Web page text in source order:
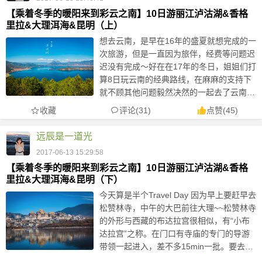
【乘着冬季的暖阳来到彩云之南】10日游丽江泸沽湖&香格
里拉&大理洱海&昆明（上）
想去云南，是早在16年的盛夏就想完成的一
次旅游，但是一直因为旅伴，经费等问题迟
迟没有完成～好在在17年的冬日，姐姐们打
算8日玩云南的经典路线，在麻麻的支持下
就不顾其他问题毅然决然的一起去了云南～
二月的云南，人刚刚好，天气刚刚好，海拔
刚刚好，一切都刚刚好～算是一场愉快的...
收藏 评论(31) 点赞(45)
远辰是一道光
2017-06-13 15:29:58
【乘着冬季的暖阳来到彩云之南】10日游丽江泸沽湖&香格
里拉&大理洱海&昆明（下）
今天算是半个Travel Day 因为早上要赶早去
松赞林寺，中午的大巴前往大理~~松赞林寺
的外形与西藏的布达拉宫很相似，有“小布
达拉宫”之称。在门口有寺庙的专门的导游
带领一起进入，差不多15min一批。要去松